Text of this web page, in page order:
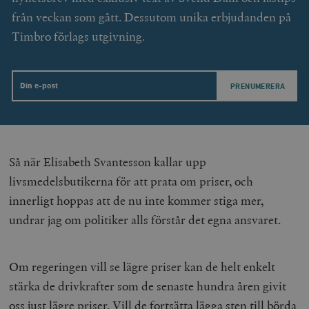
från veckan som gått. Dessutom unika erbjudanden på
Timbro förlags utgivning.
Email
Så när Elisabeth Svantesson kallar upp
livsmedelsbutikerna för att prata om priser, och
innerligt hoppas att de nu inte kommer stiga mer,
undrar jag om politiker alls förstår det egna ansvaret.
Om regeringen vill se lägre priser kan de helt enkelt
stärka de drivkrafter som de senaste hundra åren givit
oss just lägre priser. Vill de fortsätta lägga sten till börda
_hjFirstSeen
Hotjar Ltd
.timbro.se
wp_woocommerce_session_[abcdef0123456789]
{32}
timbro.se
.myfonts.net